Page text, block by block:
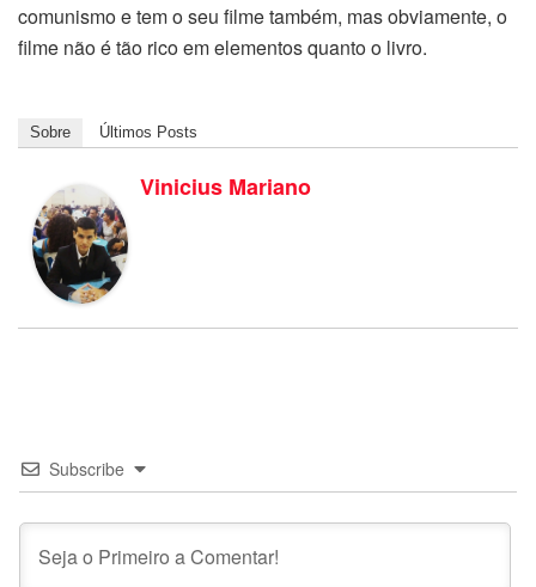
comunismo e tem o seu filme também, mas obviamente, o
filme não é tão rico em elementos quanto o livro.
Sobre Últimos Posts
Vinicius Mariano
Subscribe